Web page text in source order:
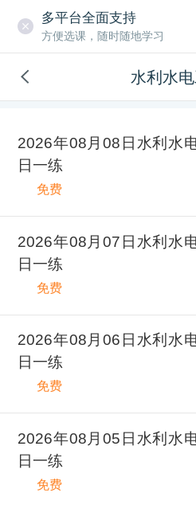
多平台全面支持
方便选课，随时随地学习
水利水
2026年08月08日水利水
日一练
免费
2026年08月07日水利水
日一练
免费
2026年08月06日水利水
日一练
免费
2026年08月05日水利水
日一练
免费